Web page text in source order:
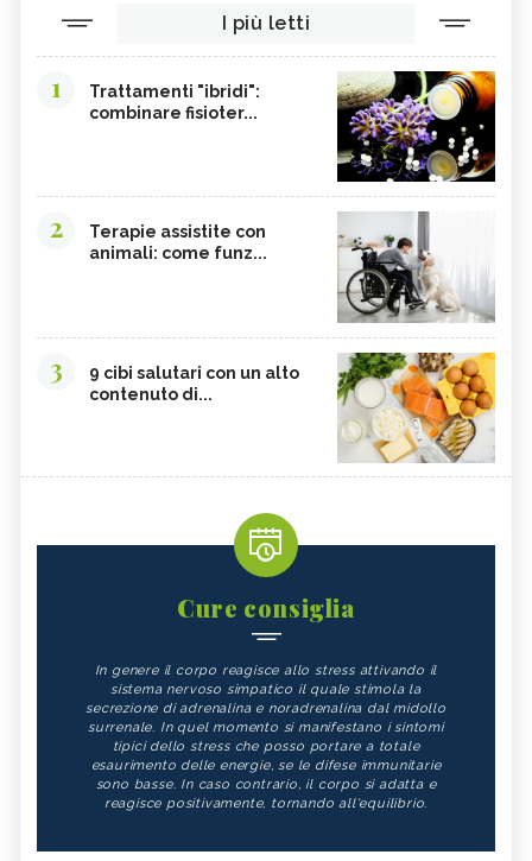
I più letti
1
Trattamenti "ibridi":
combinare fisioter...
2
Terapie assistite con
animali: come funz...
3
9 cibi salutari con un alto
contenuto di...
Cure consiglia
In genere il corpo reagisce allo stress attivando il
sistema nervoso simpatico il quale stimola la
secrezione di adrenalina e noradrenalina dal midollo
surrenale. In quel momento si manifestano i sintomi
tipici dello stress che posso portare a totale
esaurimento delle energie, se le difese immunitarie
sono basse. In caso contrario, il corpo si adatta e
reagisce positivamente, tornando all'equilibrio.